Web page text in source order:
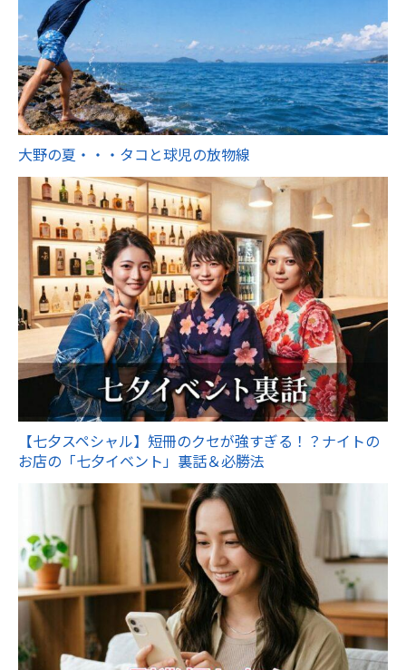
大野の夏・・・タコと球児の放物線
【七夕スペシャル】短冊のクセが強すぎる！？ナイトの
お店の「七夕イベント」裏話＆必勝法